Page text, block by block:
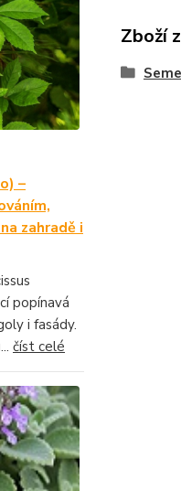
–
zahradě i
popínavá
i fasády.
číst celé
Zboží